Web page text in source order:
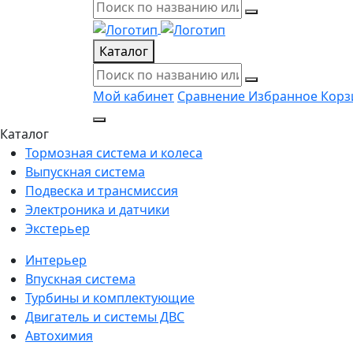
Каталог
Мой кабинет Сравнение Избранное
Каталог
Тормозная система и колеса
Выпускная система
Подвеска и трансмиссия
Электроника и датчики
Экстерьер
Интерьер
Впускная система
Турбины и комплектующие
Двигатель и системы ДВС
Автохимия